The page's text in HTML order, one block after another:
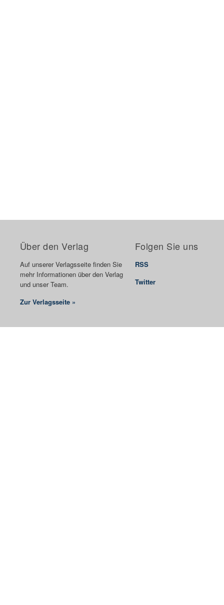
Über den Verlag
Auf unserer Verlagsseite finden Sie
mehr Informationen über den Verlag
und unser Team.
Zur Verlagsseite »
Folgen Sie uns
RSS
Twitter